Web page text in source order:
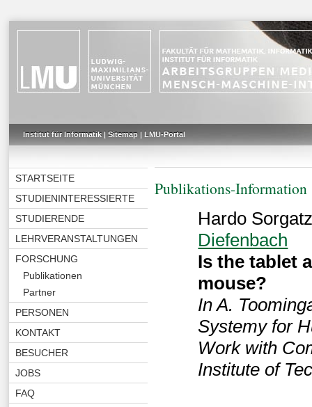
Institut für Informatik| Sitemap| LMU-Portal
STARTSEITE
STUDIENINTERESSIERTE
STUDIERENDE
LEHRVERANSTALTUNGEN
FORSCHUNG
Publikationen
Partner
PERSONEN
KONTAKT
BESUCHER
JOBS
FAQ
Publikations-Information
Hardo
Diefenbach
Is the tablet
mouse?
In A.
Systemy for
Work with
Institute of